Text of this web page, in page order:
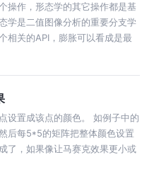
操作，形态学的其它操作都是基
学是二值图像分析的重要分支学
相关的API，膨胀可以看成是最
腐蚀可以看出是最小值滤波，
设置成该点的颜色。 如例子中的
后每5*5的矩阵把整体颜色设置
了，如果像让马赛克效果更小或